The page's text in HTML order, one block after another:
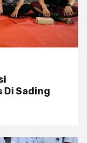
Di Sading